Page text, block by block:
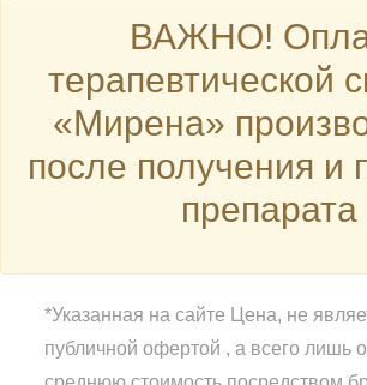
ВАЖНО!
терапевтической
«Мирена»
после получения и
препарата
*Указанная на сайте Цена, не
публичной офертой , а всего лишь